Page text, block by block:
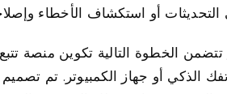
أو استكشاف الأخطاء